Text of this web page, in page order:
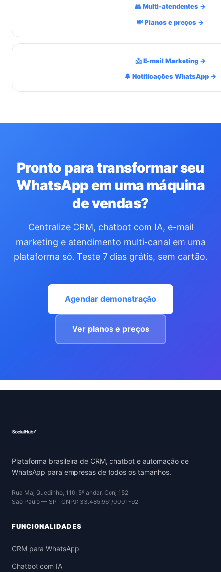
👥 Multi-atendentes →
💸 Planos e preços →
📩 E-mail Marketing →
🔔 Notificações WhatsApp →
Pronto para transformar seu
WhatsApp em uma máquina
de vendas?
Centralize CRM, chatbot com IA, e-mail
marketing e atendimento multi-canal em uma
plataforma só. Teste 7 dias grátis, sem cartão.
Agendar demonstração
Ver planos e preços
Plataforma brasileira de CRM, chatbot e automação de
WhatsApp para empresas de todos os tamanhos.
Rua Maj Quedinho, 110, 5º andar, Conj 152
São Paulo — SP · CNPJ: 33.485.961/0001-92
FUNCIONALIDADES
CRM para WhatsApp
Chatbot com IA